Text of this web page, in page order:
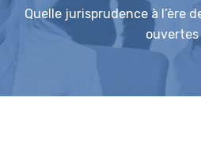
Quelle jurisprudence à l’ère
ouvertes